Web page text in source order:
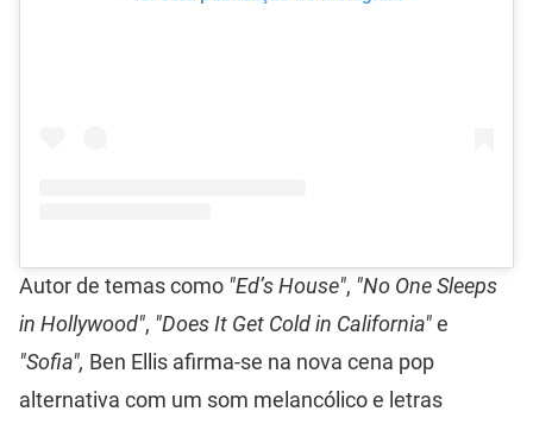
Autor de temas como "Ed’s House", "No One Sleeps
in Hollywood", "Does It Get Cold in California"e
"Sofia", Ben Ellis afirma-se na nova cena pop
alternativa com um som melancólico e letras